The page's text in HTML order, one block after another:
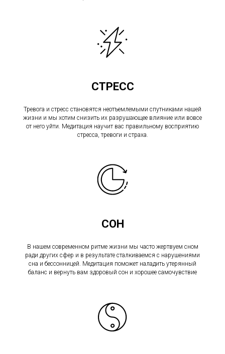
СТРЕСС
Тревога и стресс становятся неотъемлемыми спутниками нашей
жизни и мы хотим снизить их разрушающее влияние или вовсе
от него уйти. Медитация научит вас правильному восприятию
стресса, тревоги и страха.
СОН
В нашем современном ритме жизни мы часто жертвуем сном
ради других сфер и в результате сталкиваемся с нарушениями
сна и бессонницей. Медитация поможет наладить утерянный
баланс и вернуть вам здоровый сон и хорошее самочувствие